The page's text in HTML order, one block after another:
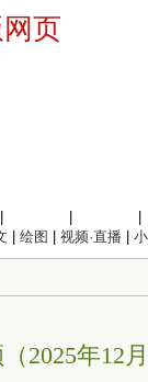
页
绘图 视频·直播
2025年12